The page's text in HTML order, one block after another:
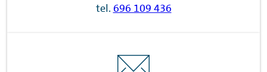
tel. 696 109 436